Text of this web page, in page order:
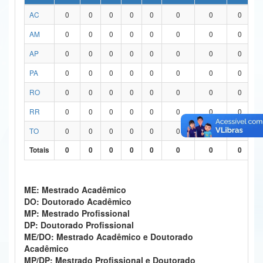
Ministério da Ciência, Tecnologia, Inovações e Comunicações
Ministério do Meio Ambiente
Ministério do Turismo
Ministério do Desenvolvimento Regional
Controladoria-Geral da União
Ministério da Mulher, da Família e dos Direitos Humanos
Secretaria-Geral
Gabinete de Segurança Institucional
Advocacia-Geral da União
Banco Central do Brasil
AC
0 0 0 0 0 0 0 0
AM
0 0 0 0 0 0 0 0
AP
0 0 0 0 0 0 0 0
PA
0 0 0 0 0 0 0 0
RO
0 0 0 0 0 0 0 0
RR
0 0 0 0 0 0 0 0
TO
0 0 0 0 0 0 0 0
Totais
0 0 0 0 0 0 0 0
ME: Mestrado Acadêmico
DO: Doutorado Acadêmico
MP: Mestrado Profissional
DP: Doutorado Profissional
ME/DO: Mestrado Acadêmico e Doutorado
Acadêmico
MP/DP: Mestrado Profissional e Doutorado